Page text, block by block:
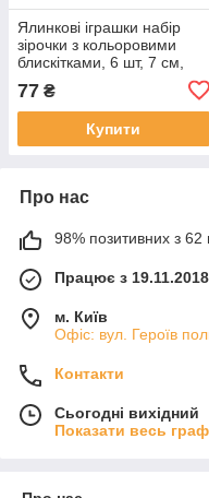
Ялинкові іграшки набір
зірочки з кольоровими
блискітками, 6 шт, 7 см,
новорічних іграшок
(200220)
77 ₴
Купити
Про нас
98% позитивних з 62
Працює з 19.11.2018
м. Київ
Офіс: вул. Героїв
Контакти
Сьогодні вихідний
Показати весь